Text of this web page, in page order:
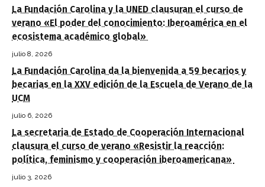
La Fundación Carolina y la UNED clausuran el curso de
verano «El poder del conocimiento: Iberoamérica en el
ecosistema académico global»
julio 8, 2026
La Fundación Carolina da la bienvenida a 59 becarios y
becarias en la XXV edición de la Escuela de Verano de la
UCM
julio 6, 2026
La secretaria de Estado de Cooperación Internacional
clausura el curso de verano «Resistir la reacción:
política, feminismo y cooperación iberoamericana»
julio 3, 2026